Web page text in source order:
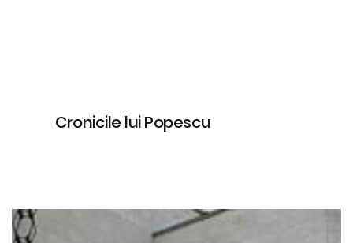
Cronicile lui Popescu